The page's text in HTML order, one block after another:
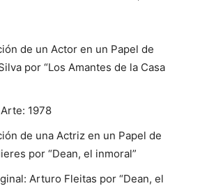
de un Actor en un Papel de
por “Los Amantes de la Casa
1978
de una Actriz en un Papel de
por “Dean, el inmoral”
Arturo Fleitas por “Dean, el